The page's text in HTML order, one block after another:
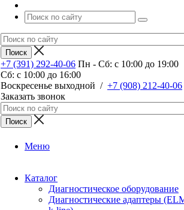
+7 (391) 292-40-06 Пн - Сб: c 10:00 до 19:00
Сб: c 10:00 до 16:00
​Воскресенье выходной / +7 (908) 212-40-06
Заказать звонок
Меню
Каталог
Диагностическое оборудование
Диагностические адаптеры